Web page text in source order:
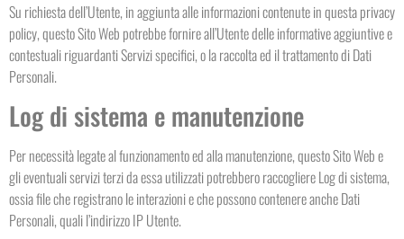
Su richiesta dell’Utente, in aggiunta alle informazioni contenute in questa privacy
policy, questo Sito Web potrebbe fornire all’Utente delle informative aggiuntive e
contestuali riguardanti Servizi specifici, o la raccolta ed il trattamento di Dati
Personali.
Log di sistema e manutenzione
Per necessità legate al funzionamento ed alla manutenzione, questo Sito Web e
gli eventuali servizi terzi da essa utilizzati potrebbero raccogliere Log di sistema,
ossia file che registrano le interazioni e che possono contenere anche Dati
Personali, quali l’indirizzo IP Utente.